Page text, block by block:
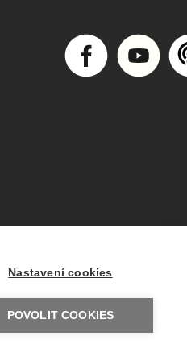
Nastavení cookies
POVOLIT COOKIES